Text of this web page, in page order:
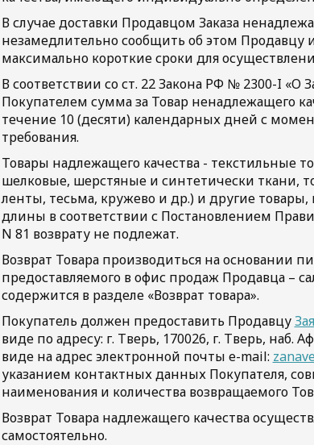
В случае доставки Продавцом Заказа
незамедлительно сообщить об этом Продавцу
максимально короткие сроки для
В соответствии со ст. 22 Закона РФ № 2300-I «О
Покупателем сумма за Товар ненадлежащего
течение 10 (десяти) календарных дней с
требования.
Товары надлежащего качества - текстильные
шелковые, шерстяные и синтетически ткани,
ленты, тесьма, кружево и др.) и другие
длины в соответствии с Постановлением
N 81 возврату не подлежат.
Возврат Товара производиться на основании
предоставляемого в офис продаж Продавца –
содержится в разделе «Возврат товара».
Покупатель должен предоставить Продавцу
виде по адресу: г. Тверь, 170026, г. Тверь, наб.
виде на адрес электронной почты e-mail:
указанием контактных данных Покупателя,
наименования и количества возвращаемого
Возврат Товара надлежащего качества
самостоятельно.